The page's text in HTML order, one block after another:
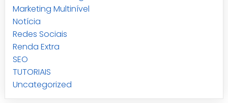
Marketing Multinível
Notícia
Redes Sociais
Renda Extra
SEO
TUTORIAIS
Uncategorized